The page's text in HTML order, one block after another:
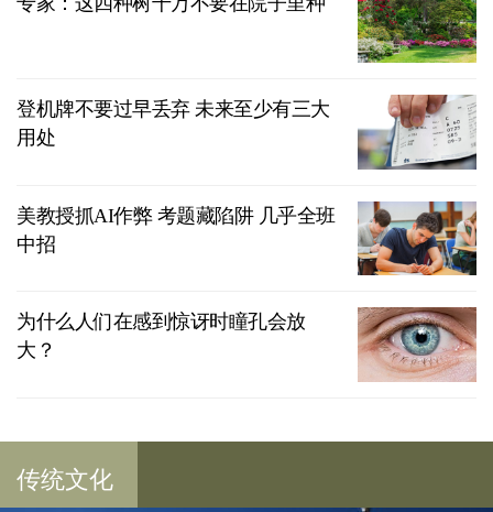
登机牌不要过早丢弃 未来至少有三大
用处
美教授抓AI作弊 考题藏陷阱 几乎全班
中招
为什么人们在感到惊讶时瞳孔会放
大？
传统文化